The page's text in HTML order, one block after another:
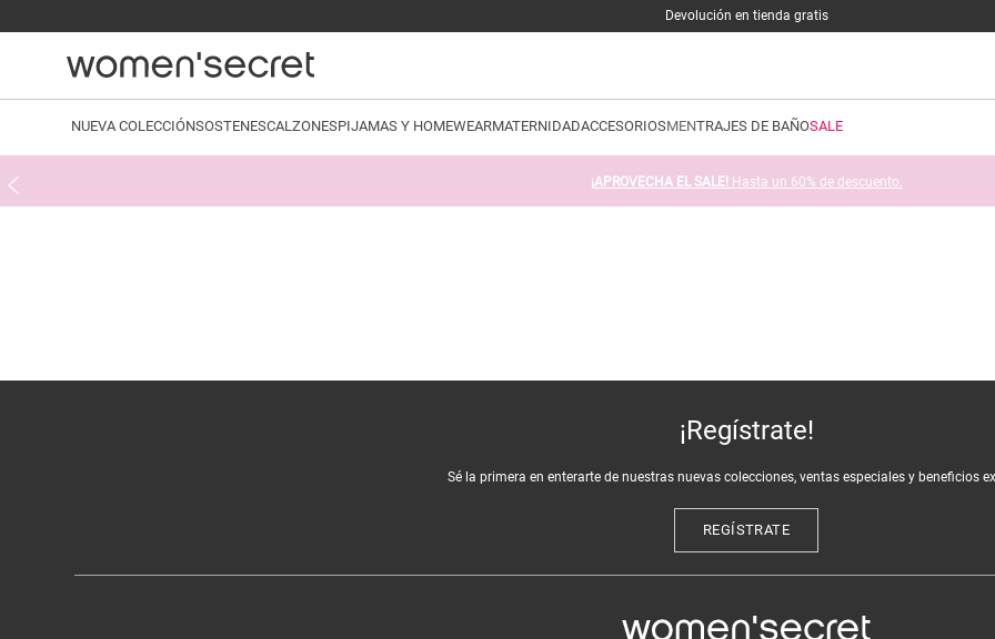
Devolución en tienda gratis
NUEVA COLECCIÓNSOSTENESCALZONESPIJAMAS Y HOMEWEARMATERNIDADACCESORIOSMENTRAJES DE BAÑOSALE
¡APROVECHA EL SALE! Hasta un 60% de descuento.
¡Regístrate!
Sé la primera en enterarte de nuestras nuevas colecciones, ventas especiales y beneficios
REGÍSTRATE